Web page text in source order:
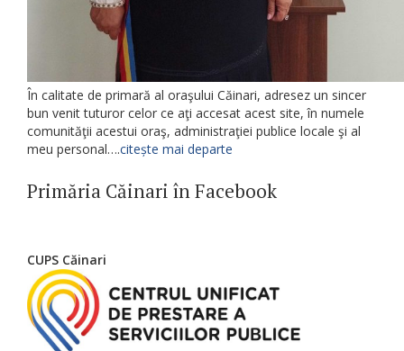
În calitate de primară al oraşului Căinari, adresez un sincer
bun venit tuturor celor ce aţi accesat acest site, în numele
comunităţii acestui oraş, administraţiei publice locale şi al
meu personal….citește mai departe
Primăria Căinari în Facebook
CUPS Căinari